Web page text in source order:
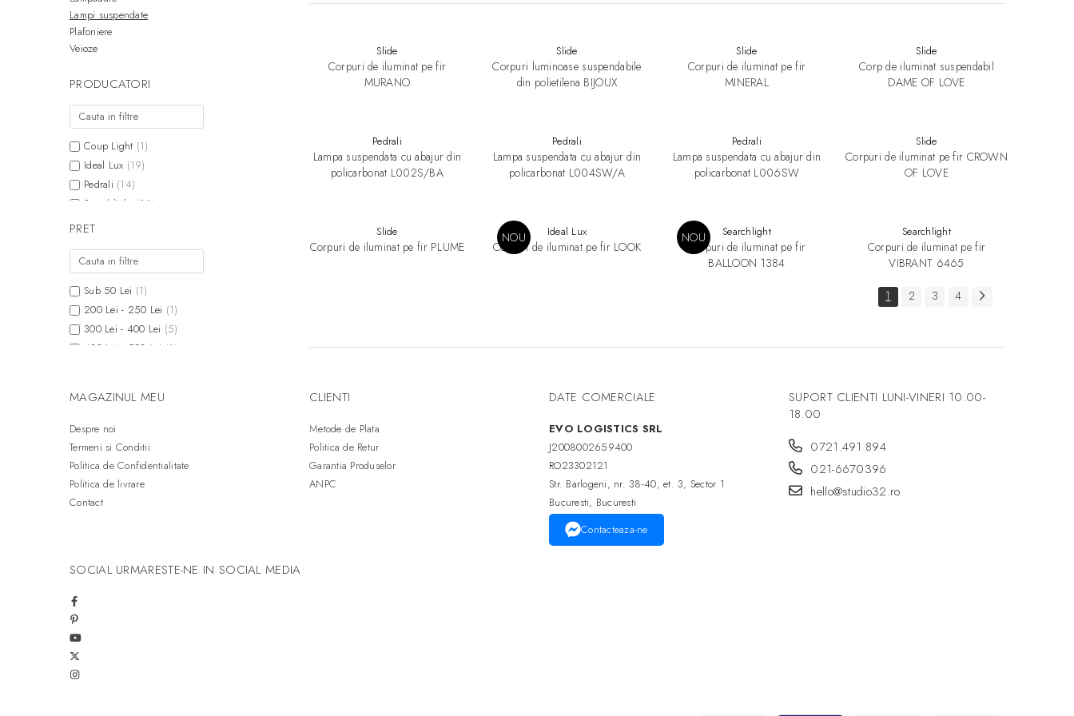
Lampi suspendate
Plafoniere
Veioze
PRODUCATORI
Coup Light (1)
Ideal Lux (19)
Pedrali (14)
Searchlight
(39)
Slamp
PRET
Sub 50 Lei (1)
200 Lei - 250 Lei (1)
300 Lei - 400 Lei (5)
400 Lei - 500 Lei (1)
Peste 1000 Lei (85)
Slide
Corpuri de iluminat pe fir
MURANO
Slide
Corpuri luminoase suspendabile
din polietilena BIJOUX
Slide
Corpuri de iluminat pe fir
MINERAL
Slide
Corp de iluminat suspendabil
DAME OF LOVE
Pedrali
Lampa suspendata cu abajur din
policarbonat L002S/BA
Pedrali
Lampa suspendata cu abajur din
policarbonat L004SW/A
Pedrali
Lampa suspendata cu abajur din
policarbonat L006SW
Slide
Corpuri de iluminat pe fir CROWN
OF LOVE
Slide
Corpuri de iluminat pe fir PLUME
NOU Ideal Lux
Corpuri de iluminat pe fir LOOK
NOU Searchlight
Corpuri de iluminat pe fir
BALLOON 1384
Searchlight
Corpuri de iluminat pe fir
VIBRANT 6465
1 2 3 4
MAGAZINUL MEU
Despre noi
Termeni si Conditii
Politica de Confidentialitate
Politica de livrare
Contact
CLIENTI
Metode de Plata
Politica de Retur
Garantia Produselor
ANPC
DATE COMERCIALE
EVO LOGISTICS SRL
J2008002659400
RO23302121
Str. Barlogeni, nr. 38-40, et. 3, Sector 1
Bucuresti, Bucuresti
Contacteaza-ne
SUPORT CLIENTI LUNI-VINERI 10.00-
18.00
0721.491.894
021-6670396
hello@studio32.ro
SOCIAL URMARESTE-NE IN SOCIAL MEDIA